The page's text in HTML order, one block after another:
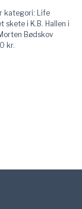
kategori: Life
i K.B. Hallen i
Bødskov
kr.